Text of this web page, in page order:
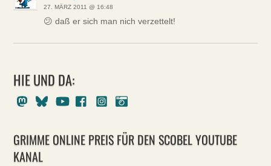
27. MÄRZ 2011 @ 16:48
😕 daß er sich man nich verzettelt!
HIE UND DA:
MastodonBlueskyYoutubeFacebookInstagram
GRIMME ONLINE PREIS FÜR DEN SCOBEL YOUTUBE
KANAL